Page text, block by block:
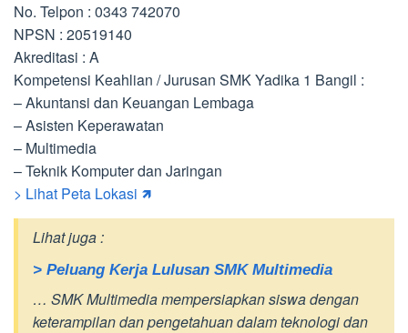
No. Telpon : 0343 742070
NPSN : 20519140
Akreditasi : A
Kompetensi Keahlian / Jurusan SMK Yadika 1 Bangil :
– Akuntansi dan Keuangan Lembaga
– Asisten Keperawatan
– Multimedia
– Teknik Komputer dan Jaringan
> Lihat Peta Lokasi 🡽
Lihat juga :
> Peluang Kerja Lulusan SMK Multimedia
… SMK Multimedia mempersiapkan siswa dengan
keterampilan dan pengetahuan dalam teknologi dan